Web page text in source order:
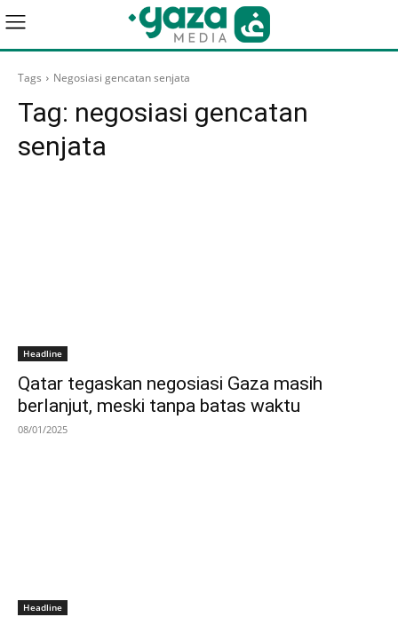
Tags Negosiasi gencatan senjata
Tag: negosiasi gencatan
senjata
Headline
Qatar tegaskan negosiasi Gaza masih
berlanjut, meski tanpa batas waktu
08/01/2025
Headline